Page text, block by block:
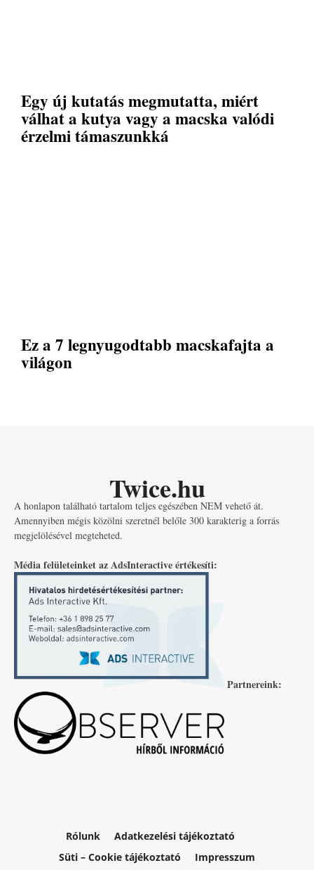
Egy új kutatás megmutatta, miért
válhat a kutya vagy a macska valódi
érzelmi támaszunkká
Ez a 7 legnyugodtabb macskafajta a
világon
Twice.hu
A honlapon található tartalom teljes egészében NEM vehető át.
Amennyiben mégis közölni szeretnél belőle 300 karakterig a forrás
megjelölésével megteheted.
Média felületeinket az AdsInteractive értékesíti:
Partnereink:
Rólunk
Adatkezelési tájékoztató
Süti – Cookie tájékoztató
Impresszum